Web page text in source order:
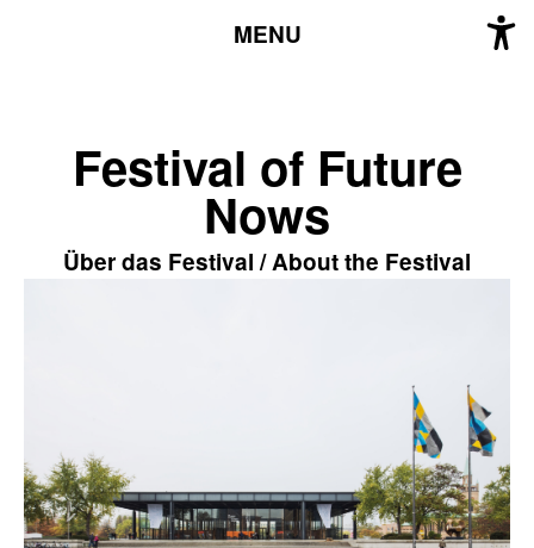
MENU
Festival of Future
Nows
Über das Festival / About the Festival